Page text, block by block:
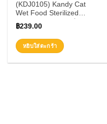
(KDJ0105) Kandy Cat
Wet Food Sterilized
Formula 70g.(1 กล่อง 12
ชิ้น)
฿239.00
หยิบใส่ตะกร้า